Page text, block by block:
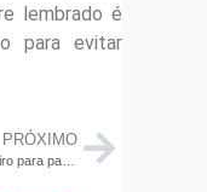
lembrado é
para evitar
PRÓXIMO
Sem dinheiro para pagar o IPVA em 2022? Saiba qual a melhor solução